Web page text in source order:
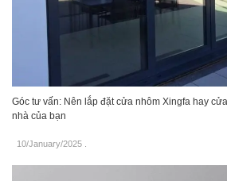
Góc tư vấn: Nên lắp đặt cửa nhôm Xingfa hay
nhà của bạn
10/January/2025